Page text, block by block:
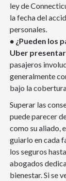
ley de
la fecha del
personales.
• ¿Pueden los
Uber
pasajeros
generalmente
bajo la
Superar las
puede parecer
como su aliado,
guiarlo en cada
los seguros
abogados
bienestar. Si se